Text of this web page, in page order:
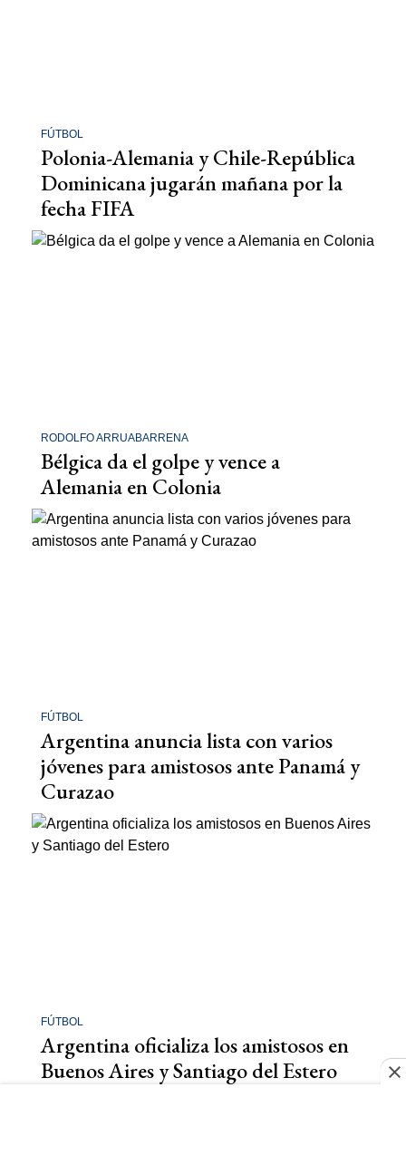
FÚTBOL
Polonia-Alemania y Chile-República
Dominicana jugarán mañana por la
fecha FIFA
RODOLFO ARRUABARRENA
Bélgica da el golpe y vence a
Alemania en Colonia
FÚTBOL
Argentina anuncia lista con varios
jóvenes para amistosos ante Panamá y
Curazao
FÚTBOL
Argentina oficializa los amistosos en
Buenos Aires y Santiago del Estero